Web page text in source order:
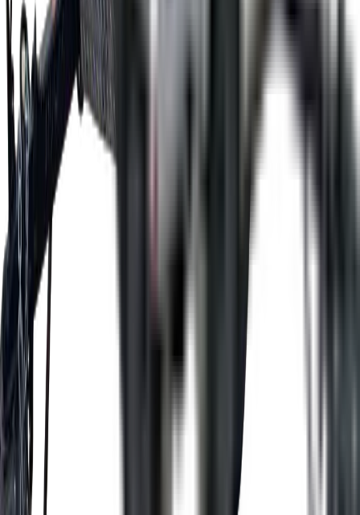
&bull; FINITION INTÉRIEURE EN PLYWOOD
(PLANCHER &frac34; ET MUR 3/8)